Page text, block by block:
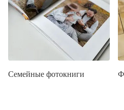
Семейные фотокниги